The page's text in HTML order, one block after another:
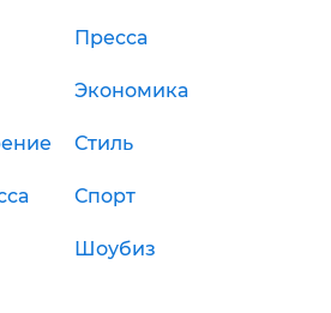
Пресса
Экономика
Стиль
Спорт
Шоубиз